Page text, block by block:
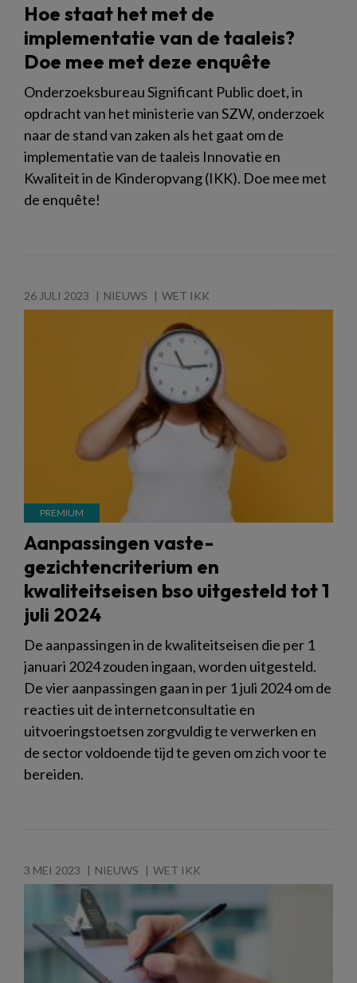
Hoe staat het met de
implementatie van de taaleis?
Doe mee met deze enquête
Onderzoeksbureau Significant Public doet, in
opdracht van het ministerie van SZW, onderzoek
naar de stand van zaken als het gaat om de
implementatie van de taaleis Innovatie en
Kwaliteit in de Kinderopvang (IKK). Doe mee met
de enquête!
26 JULI 2023 NIEUWS WET IKK
Aanpassingen vaste-
gezichtencriterium en
kwaliteitseisen bso uitgesteld tot 1
juli 2024
De aanpassingen in de kwaliteitseisen die per 1
januari 2024 zouden ingaan, worden uitgesteld.
De vier aanpassingen gaan in per 1 juli 2024 om de
reacties uit de internetconsultatie en
uitvoeringstoetsen zorgvuldig te verwerken en
de sector voldoende tijd te geven om zich voor te
bereiden.
3 MEI 2023 NIEUWS WET IKK